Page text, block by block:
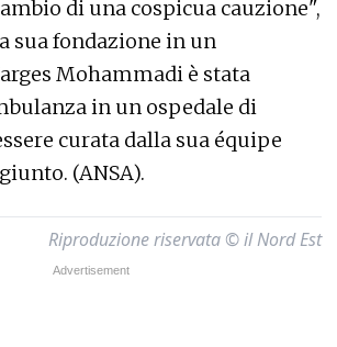
di una cospicua cauzione",
sua fondazione in un
Mohammadi è stata
in un ospedale di
curata dalla sua équipe
(ANSA).
Riproduzione riservata © il Nord Est